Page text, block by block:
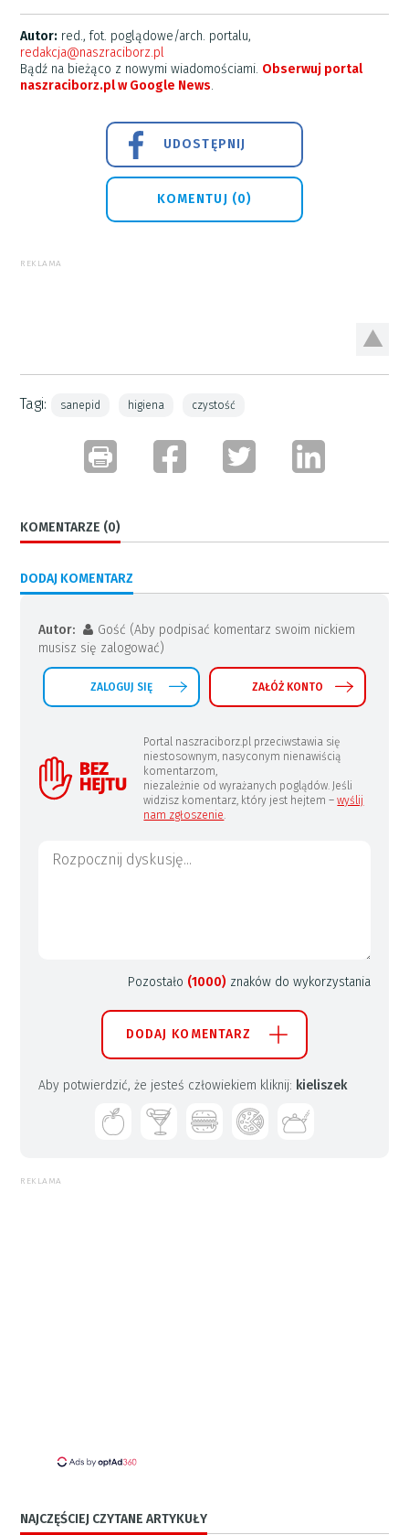
Autor: red., fot. poglądowe/arch. portalu,
redakcja@naszraciborz.pl
Bądź na bieżąco z nowymi wiadomościami. Obserwuj portal
naszraciborz.pl w Google News.
UDOSTĘPNIJ
KOMENTUJ (0)
REKLAMA
Tagi: sanepid higiena czystość
KOMENTARZE (0)
DODAJ KOMENTARZ
Autor:
Gość (Aby podpisać komentarz swoim nickiem
musisz się zalogować)
ZALOGUJ SIĘ ZAŁÓŻ KONTO
Portal naszraciborz.pl przeciwstawia się
niestosownym, nasyconym nienawiścią
komentarzom,
niezależnie od wyrażanych poglądów. Jeśli
widzisz komentarz, który jest hejtem –wyślij
nam zgłoszenie
Pozostało (1000) znaków do wykorzystania
DODAJ KOMENTARZ
Aby potwierdzić, że jesteś człowiekiem kliknij: kieliszek
REKLAMA
NAJCZĘŚCIEJ CZYTANE ARTYKUŁY